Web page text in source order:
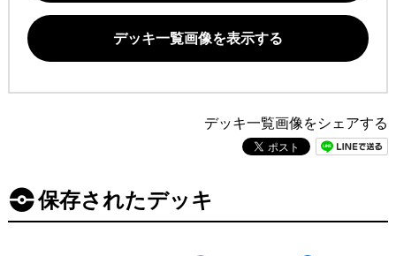
デッキ一覧画像を表示する
デッキ一覧画像をシェアする
保存されたデッキ